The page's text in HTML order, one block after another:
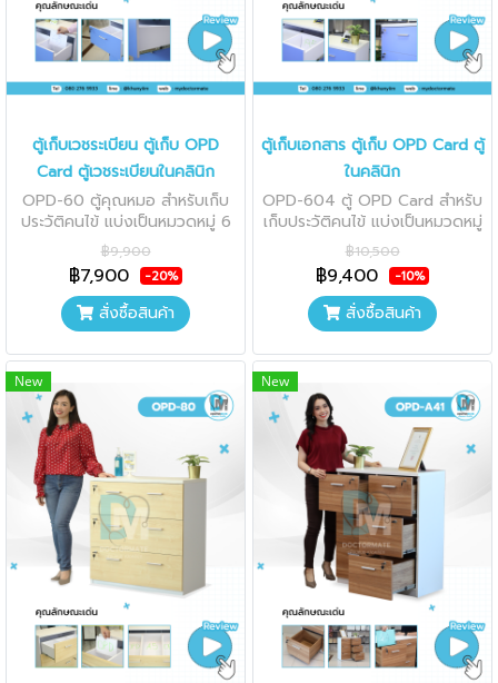
ตู้เก็บเวชระเบียน ตู้เก็บ OPD
Card ตู้เวชระเบียนในคลินิก
OPD-60 ตู้คุณหมอ สำหรับเก็บ
ประวัติคนไข้ แบ่งเป็นหมวดหมู่ 6
คอลัมน์ OPD CARD
฿9,900
฿7,900 -20%
สั่งซื้อสินค้า
ตู้เก็บเอกสาร ตู้เก็บ OPD Card ตู้
ในคลินิก
OPD-604 ตู้ OPD Card สำหรับ
เก็บประวัติคนไข้ แบ่งเป็นหมวดหมู่
8 คอลัมย์ OPD CARD
฿10,500
฿9,400 -10%
สั่งซื้อสินค้า
New New